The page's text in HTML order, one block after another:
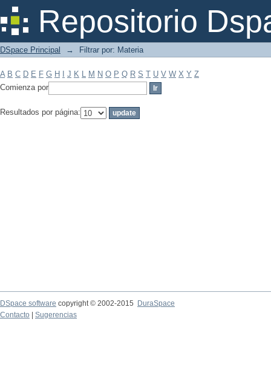
Repositorio
Filtrar por: Materia
DSpace Principal → Filtrar por: Materia
A B C D E F G H J K L M N O P Q R S T U V W X Y Z
Comienza por
Resultados por página:
DSpace software copyright © 2002-2015
DuraSpace
Contacto
Sugerencias